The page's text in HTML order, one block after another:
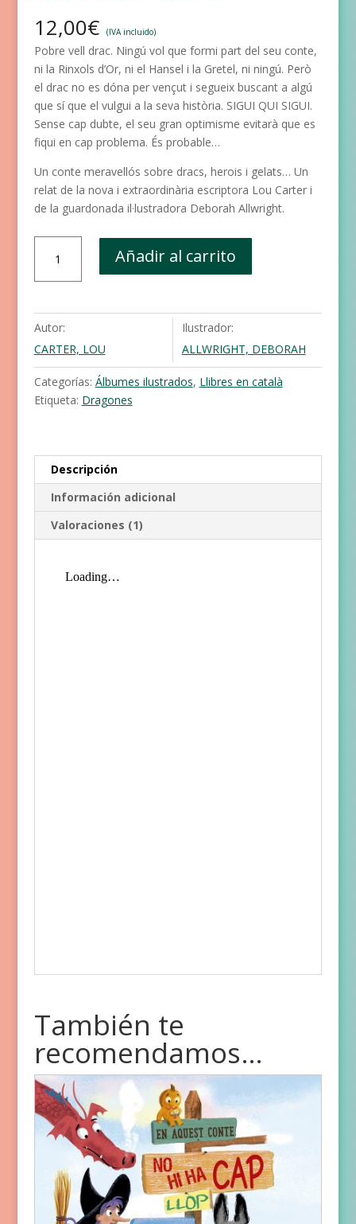
5 en base
a valoración
de un
12,00€ (IVA incluido)
Pobre vell drac. Ningú vol que formi part del seu conte,
ni la Rinxols d’Or, ni el Hansel i la Gretel, ni ningú. Però
el drac no es dóna per vençut i segueix buscant a algú
que sí que el vulgui a la seva història. SIGUI QUI SIGUI.
Sense cap dubte, el seu gran optimisme evitarà que es
fiqui en cap problema. És probable…
Un conte meravellós sobre dracs, herois i gelats… Un
relat de la nova i extraordinària escriptora Lou Carter i
de la guardonada il·lustradora Deborah Allwright.
aquest
conte
hi
ha
cap
drac
cantidad
Añadir al carrito
Autor:
CARTER, LOU
Ilustrador:
ALLWRIGHT, DEBORAH
Categorías: Álbumes ilustrados, Llibres en català
Etiqueta: Dragones
Descripción
Información adicional
Valoraciones (1)
También te
recomendamos…